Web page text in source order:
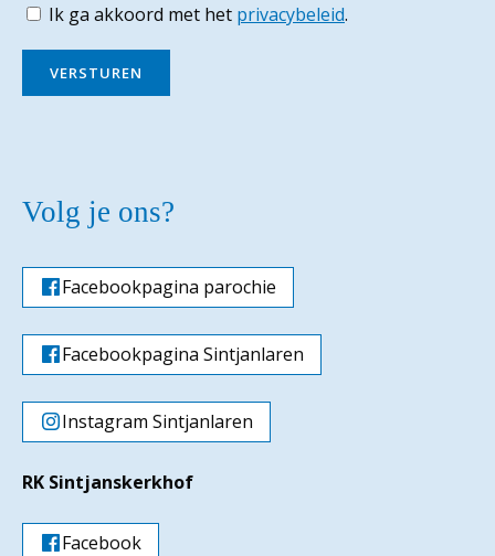
Ik ga akkoord met het privacybeleid.
VERSTUREN
Volg je ons?
Facebookpagina parochie
Facebookpagina Sintjanlaren
Instagram Sintjanlaren
RK Sintjanskerkhof
Facebook